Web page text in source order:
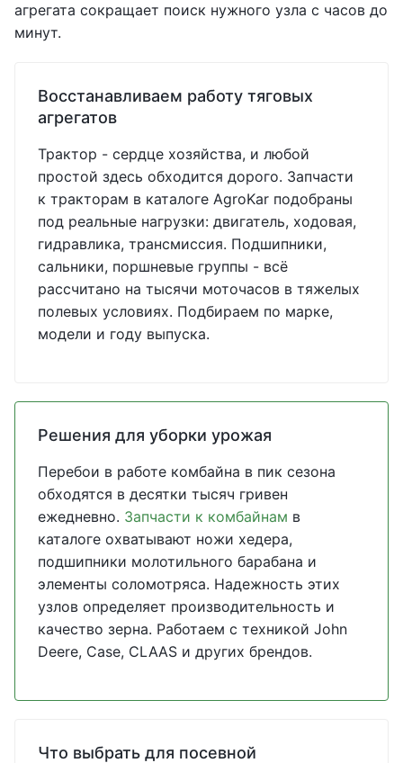
агрегата сокращает поиск нужного узла с часов до
минут.
Восстанавливаем работу тяговых
агрегатов
Трактор - сердце хозяйства, и любой
простой здесь обходится дорого. Запчасти
к тракторам в каталоге AgroKar подобраны
под реальные нагрузки: двигатель, ходовая,
гидравлика, трансмиссия. Подшипники,
сальники, поршневые группы - всё
рассчитано на тысячи моточасов в тяжелых
полевых условиях. Подбираем по марке,
модели и году выпуска.
Решения для уборки урожая
Перебои в работе комбайна в пик сезона
обходятся в десятки тысяч гривен
ежедневно. Запчасти к комбайнам в
каталоге охватывают ножи хедера,
подшипники молотильного барабана и
элементы соломотряса. Надежность этих
узлов определяет производительность и
качество зерна. Работаем с техникой John
Deere, Case, CLAAS и других брендов.
Что выбрать для посевной